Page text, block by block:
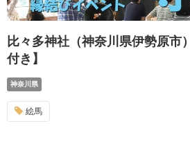
比々多神社（神奈川県伊勢原市
付き】
神奈川県
絵馬